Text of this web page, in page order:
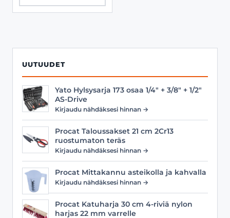
UUTUUDET
Yato Hylsysarja 173 osaa 1/4" + 3/8" + 1/2"
AS-Drive
Kirjaudu nähdäksesi hinnan →
Procat Taloussakset 21 cm 2Cr13
ruostumaton teräs
Kirjaudu nähdäksesi hinnan →
Procat Mittakannu asteikolla ja kahvalla
Kirjaudu nähdäksesi hinnan →
Procat Katuharja 30 cm 4-riviä nylon
harjas 22 mm varrelle